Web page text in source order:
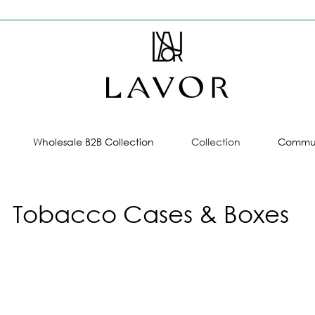
Wholesale B2B Collection Collection
Tobacco Cases & Boxes